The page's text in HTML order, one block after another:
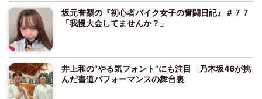
坂元誉梨の『初心者バイク女子の奮闘日記』＃７７
「我慢大会してませんか？」
井上和の“やる気フォント”にも注目 乃木坂46が挑
んだ書道パフォーマンスの舞台裏